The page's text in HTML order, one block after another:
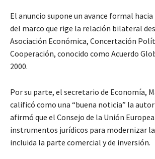
El anuncio supone un avance formal
del marco que rige la relación bilateral
Asociación Económica, Concertación
Cooperación, conocido como Acuerdo
2000.
Por su parte, el secretario de Economía,
calificó como una “buena noticia” la
afirmó que el Consejo de la Unión
instrumentos jurídicos para modernizar
incluida la parte comercial y de inversión.